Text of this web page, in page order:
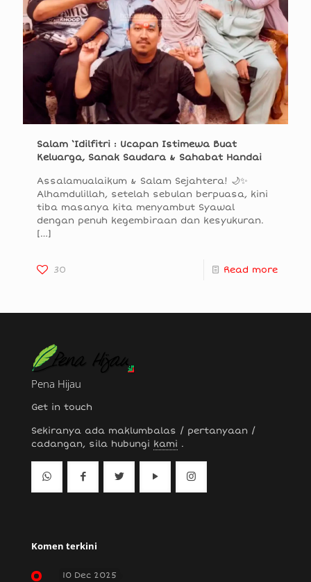
Salam ‘Idilfitri : Ucapan Istimewa Buat
Keluarga, Sanak Saudara & Sahabat Handai
Assalamualaikum & Salam Sejahtera! 🌙✨
Alhamdulillah, setelah sebulan berpuasa, kini
tiba masanya kita menyambut Syawal
dengan penuh kegembiraan dan kesyukuran.
[…]
30 Read more
Pena Hijau
Get in touch
Sekiranya ada maklumbalas / pertanyaan /
cadangan, sila hubungi kami .
Komen terkini
10 Dec 2025